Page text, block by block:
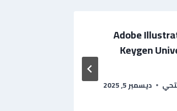
Adobe
Keygen
ديسمبر 5, 2025